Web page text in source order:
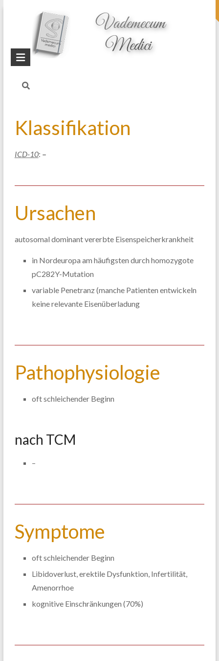
topheader
Startseite
Blog
Hereditäre
Klassifikation
ICD-10: –
Ursachen
autosomal dominant vererbte Eisenspeicherkrankheit
in Nordeuropa am häufigsten durch homozygote
pC282Y-Mutation
variable Penetranz (manche Patienten entwickeln
keine relevante Eisenüberladung
Pathophysiologie
oft schleichender Beginn
nach TCM
–
Symptome
oft schleichender Beginn
Libidoverlust, erektile Dysfunktion, Infertilität,
Amenorrhoe
kognitive Einschränkungen (70%)